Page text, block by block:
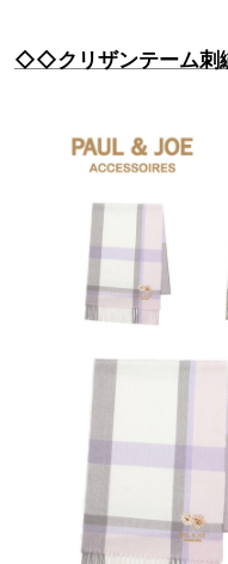
◇◇クリザンテーム刺